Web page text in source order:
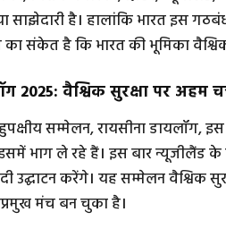
साझेदारी है। हालांकि भारत इस
का संकेत है कि भारत की भूमिका
2025: वैश्विक सुरक्षा पर अहम
सम्मेलन, रायसीना डायलॉग,
भाग ले रहे हैं। इस बार न्यूजीलैंड
उद्घाटन करेंगे। यह सम्मेलन वैश्विक
मंच बन चुका है।